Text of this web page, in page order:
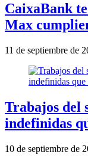
CaixaBank
Max
11 de septiembre de
Trabajos del
indefinidas
10 de septiembre de